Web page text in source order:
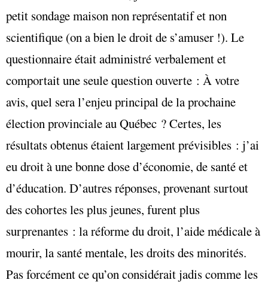
petit sondage maison non représentatif et non
scientifique (on a bien le droit de s’amuser !). Le
questionnaire était administré verbalement et
comportait une seule question ouverte : À votre
avis, quel sera l’enjeu principal de la prochaine
élection provinciale au Québec ? Certes, les
résultats obtenus étaient largement prévisibles : j’ai
eu droit à une bonne dose d’économie, de santé et
d’éducation. D’autres réponses, provenant surtout
des cohortes les plus jeunes, furent plus
surprenantes : la réforme du droit, l’aide médicale à
mourir, la santé mentale, les droits des minorités.
Pas forcément ce qu’on considérait jadis comme les